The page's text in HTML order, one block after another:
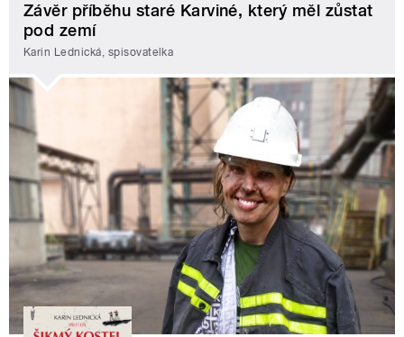
Závěr příběhu staré Karviné, který měl zůstat
pod zemí
Karin Lednická, spisovatelka